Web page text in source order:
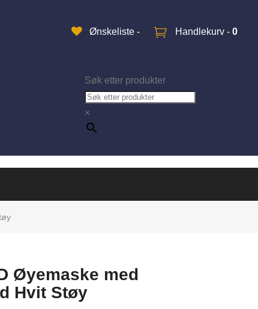
Ønskeliste - Handlekurv -0
Søk etter produkter
×
Øyemaske med
Hvit Støy